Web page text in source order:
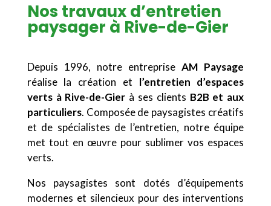
Nos travaux d’entretien
paysager à Rive-de-Gier
Depuis 1996, notre entrepriseAM Paysage
réalise la création et l’entretien d’espaces
verts à Rive-de-Gier à ses clients B2B et aux
particuliers. Composée de paysagistes créatifs
et de spécialistes de l’entretien, notre équipe
met tout en œuvre pour sublimer vos espaces
verts.
Nos paysagistes sont dotés d’équipements
modernes et silencieux pour des interventions